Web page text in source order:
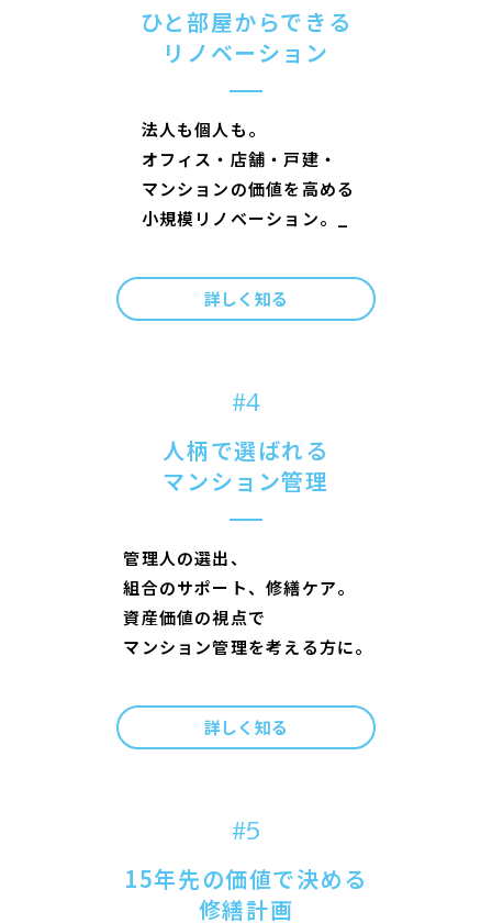
ひと部屋からできる
リノベーション
法人も個人 も。
オフ ィ ス ・ 店舗 ・ 戸建 ・
マンシ ョ ンの価値を高める
小規模 リ ノベーシ ョ ン。
詳しく知る
#4
人柄で選ばれる
マンション管理
管理人の選出、
組合のサポー ト、修繕ケア。
資産価値の視点で
マ ンシ ョ ン管理を考える方に。
詳しく知る
#5
15年先の価値で決める
修繕計画